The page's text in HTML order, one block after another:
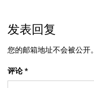
发表回复
您的邮箱地址不会被公开。
评论*